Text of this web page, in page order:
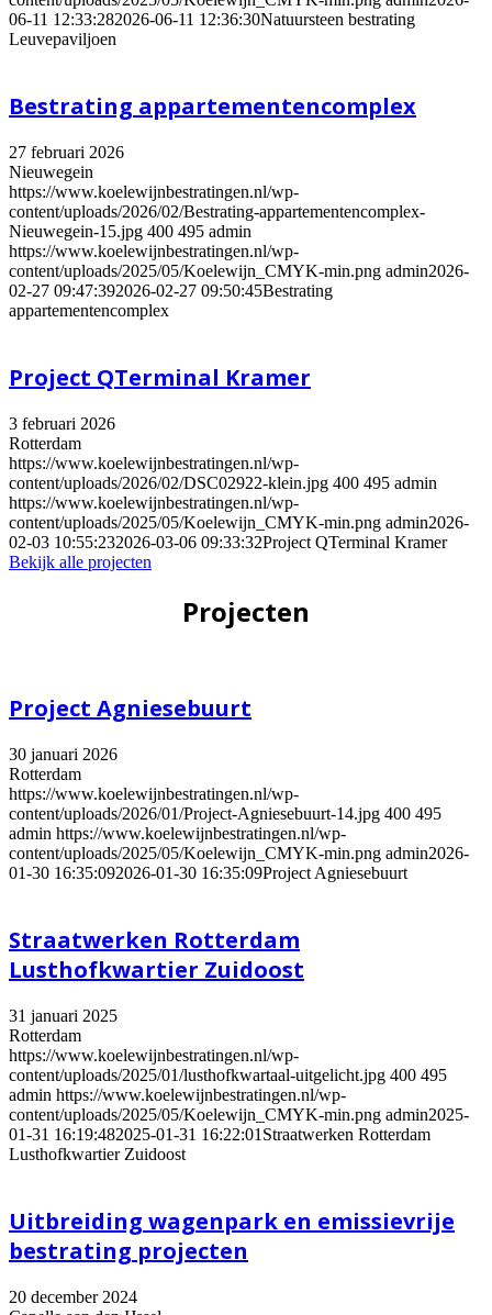
06-11 12:33:282026-06-11 12:36:30Natuursteen bestrating
Leuvepaviljoen
Bestrating appartementencomplex
27 februari 2026
Nieuwegein
https://www.koelewijnbestratingen.nl/wp-
content/uploads/2026/02/Bestrating-appartementencomplex-
Nieuwegein-15.jpg 400 495 admin
https://www.koelewijnbestratingen.nl/wp-
content/uploads/2025/05/Koelewijn_CMYK-min.png admin2026-
02-27 09:47:392026-02-27 09:50:45Bestrating
appartementencomplex
Project QTerminal Kramer
3 februari 2026
Rotterdam
https://www.koelewijnbestratingen.nl/wp-
content/uploads/2026/02/DSC02922-klein.jpg 400 495 admin
https://www.koelewijnbestratingen.nl/wp-
content/uploads/2025/05/Koelewijn_CMYK-min.png admin2026-
02-03 10:55:232026-03-06 09:33:32Project QTerminal Kramer
Bekijk alle projecten
Projecten
Project Agniesebuurt
30 januari 2026
Rotterdam
https://www.koelewijnbestratingen.nl/wp-
content/uploads/2026/01/Project-Agniesebuurt-14.jpg 400 495
admin https://www.koelewijnbestratingen.nl/wp-
content/uploads/2025/05/Koelewijn_CMYK-min.png admin2026-
01-30 16:35:092026-01-30 16:35:09Project Agniesebuurt
Straatwerken Rotterdam
Lusthofkwartier Zuidoost
31 januari 2025
Rotterdam
https://www.koelewijnbestratingen.nl/wp-
content/uploads/2025/01/lusthofkwartaal-uitgelicht.jpg 400 495
admin https://www.koelewijnbestratingen.nl/wp-
content/uploads/2025/05/Koelewijn_CMYK-min.png admin2025-
01-31 16:19:482025-01-31 16:22:01 Straatwerken Rotterdam
Lusthofkwartier Zuidoost
Uitbreiding wagenpark en emissievrije
bestrating projecten
20 december 2024